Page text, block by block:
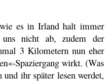
es in Irland halt immer
nicht ab, zudem der
3 Kilometern nun eher
Spaziergang wirkt. (Was
ihr später lesen werdet,